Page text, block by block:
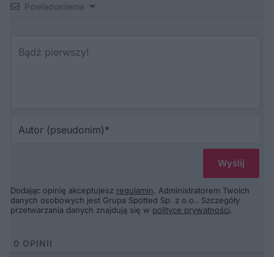
Powiadomienia
Dodając opinię akceptujesz regulamin. Administratorem Twoich
danych osobowych jest Grupa Spotted Sp. z o.o.. Szczegóły
przetwarzania danych znajdują się w polityce prywatności.
0 OPINII